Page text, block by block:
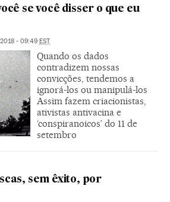
se você disser o que eu
- 09:49 EST
Quando os dados
contradizem nossas
convicções, tendemos a
ignorá-los ou manipulá-los
Assim fazem criacionistas,
ativistas antivacina e
‘conspiranoicos’ do 11 de
setembro
sem êxito, por